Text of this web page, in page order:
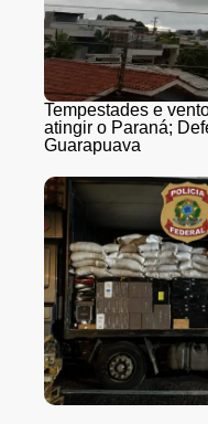
Tempestades e
atingir o Paraná;
Guarapuava